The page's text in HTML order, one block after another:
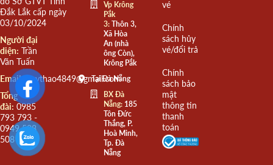
Đắk Lắk cấp ngày
03/10/2024
Người đại
diện: Trần
Văn Tuấn
Email: quythao4849@gmail.com
Tổng
đài: 0985
793 793 -
0949 508
508
Vp Krông
Pắk
3:Thôn 3,
Xã Hòa
An (nhà
ông Còn),
Krông Pắk
Tại Đà Nẵng
BX Đà
Nẵng:185
Tôn Đức
Thắng, P.
Hoà Minh,
Tp. Đà
Nẵng
vé
Chính
sách hủy
vé/đổi trả
Chính
sách bảo
mật
thông tin
thanh
toán